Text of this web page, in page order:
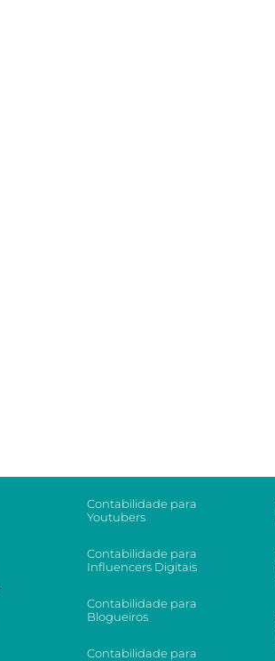
Contabilidade para
Youtubers
Contabilidade para
Influencers Digitais
Contabilidade para
Blogueiros
Contabilidade para